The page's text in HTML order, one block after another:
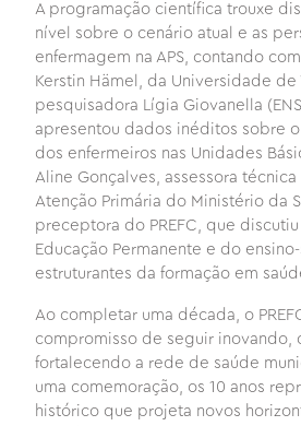
A programação científica trouxe
nível sobre o cenário atual e as
enfermagem na APS, contando
Kerstin Hämel, da Universidade de
pesquisadora Lígia Giovanella
apresentou dados inéditos sobre
dos enfermeiros nas Unidades
Aline Gonçalves, assessora
Atenção Primária do Ministério da
preceptora do PREFC, que
Educação Permanente e do
estruturantes da formação em
Ao completar uma década, o
compromisso de seguir inovando,
fortalecendo a rede de saúde
uma comemoração, os 10 anos
histórico que projeta novos